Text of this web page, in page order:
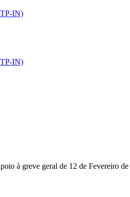
IN)
IN)
à greve geral de 12 de Fevereiro